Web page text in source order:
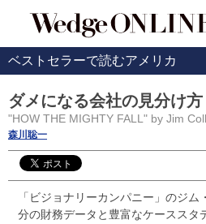
ベストセラーで読むアメリカ
ダメになる会社の見分け方
"HOW THE MIGHTY FALL" by Jim
森川聡一
「ビジョナリーカンパニー」のジ
分の財務データと豊富なケーススタ